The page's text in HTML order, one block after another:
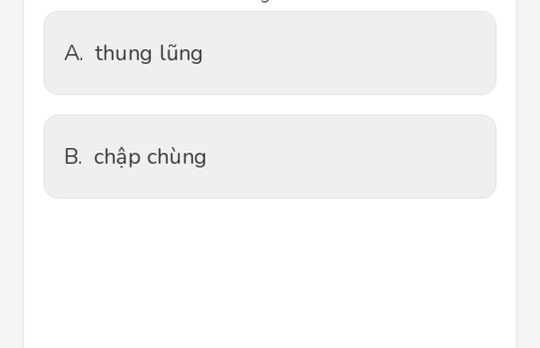
A. thung lũng
B. chập chùng